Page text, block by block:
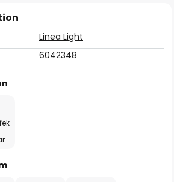
Linea Light
6042348